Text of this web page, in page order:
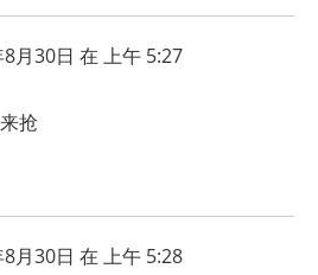
月30日 在 上午 5:27
抢
月30日 在 上午 5:28